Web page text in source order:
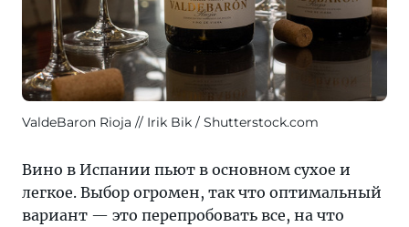
ValdeBaron Rioja Irik Bik / Shutterstock.com
Вино в Испании пьют в основном сухое и
легкое. Выбор огромен, так что оптимальный
вариант — это перепробовать все, на что